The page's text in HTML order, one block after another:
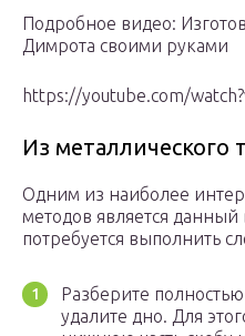
Подробное видео:
Димрота своими руками
https://youtube.com/
Из металлического
Одним из наиболее
методов является
потребуется выполнить
Разберите
удалите дно. Для